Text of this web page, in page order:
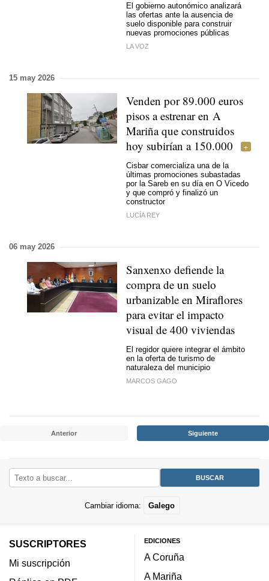
El gobierno autonómico analizará
las ofertas ante la ausencia de
suelo disponible para construir
nuevas promociones públicas
LA VOZ
15 may 2026
Venden por 89.000 euros
pisos a estrenar en A
Mariña que construidos
hoy subirían a 150.000
Cisbar comercializa una de la
últimas promociones subastadas
por la Sareb en su día en O Vicedo
y que compró y finalizó un
constructor
LUCÍA REY
06 may 2026
Sanxenxo defiende la
compra de un suelo
urbanizable en Miraflores
para evitar el impacto
visual de 400 viviendas
El regidor quiere integrar el ámbito
en la oferta de turismo de
naturaleza del municipio
MARCOS GAGO
Anterior Siguiente
Cambiar idioma: Galego
SUSCRIPTORES
Mi suscripción
EDICIONES
A Coruña
A Mariña